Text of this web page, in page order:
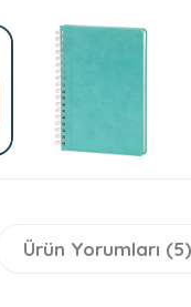
Ürün Yorumları (5)